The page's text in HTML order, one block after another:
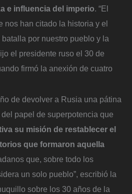
e influencia del imperio. “El
nos han citado la historia y el
por nuestro pueblo y la
el presidente ruso el 30 de
firmó la anexión de cuatro
de devolver a Rusia una pátina
papel de superpotencia que
su misión de restablecer el
que formaron aquella
que, sobre todo los
un solo pueblo”, escribió la
sobre los 30 años de la